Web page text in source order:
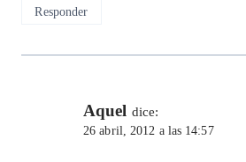
Responder
Aquel dice:
26 abril, 2012 a las 14:57